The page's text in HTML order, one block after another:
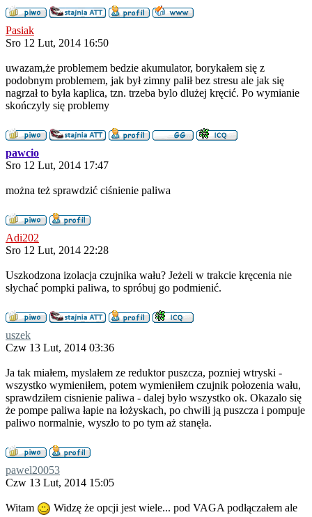
Pasiak
Sro 12 Lut, 2014 16:50
uwazam,że problemem bedzie akumulator, borykałem się z
podobnym problemem, jak był zimny palił bez stresu ale jak się
nagrzał to była kaplica, tzn. trzeba bylo dlużej kręcić. Po wymianie
skończyly się problemy
pawcio
Sro 12 Lut, 2014 17:47
można też sprawdzić ciśnienie paliwa
Adi202
Sro 12 Lut, 2014 22:28
Uszkodzona izolacja czujnika wału? Jeżeli w trakcie kręcenia nie
słychać pompki paliwa, to spróbuj go podmienić.
uszek
Czw 13 Lut, 2014 03:36
Ja tak miałem, myslałem ze reduktor puszcza, pozniej wtryski -
wszystko wymieniłem, potem wymieniłem czujnik połozenia wału,
sprawdziłem cisnienie paliwa - dalej było wszystko ok. Okazalo się
że pompe paliwa łapie na łożyskach, po chwili ją puszcza i pompuje
paliwo normalnie, wyszło to po tym aż stanęła.
pawel20053
Czw 13 Lut, 2014 15:05
Witam
Widzę że opcji jest wiele... pod VAGA podłączałem ale